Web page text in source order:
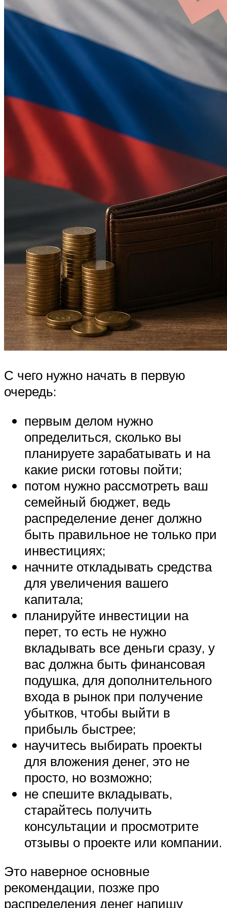
С чего нужно начать в первую
очередь:
первым делом нужно
определиться, сколько вы
планируете зарабатывать и на
какие риски готовы пойти;
потом нужно рассмотреть ваш
семейный бюджет, ведь
распределение денег должно
быть правильное не только при
инвестициях;
начните откладывать средства
для увеличения вашего
капитала;
планируйте инвестиции на
перет, то есть не нужно
вкладывать все деньги сразу, у
вас должна быть финансовая
подушка, для дополнительного
входа в рынок при получение
убытков, чтобы выйти в
прибыль быстрее;
научитесь выбирать проекты
для вложения денег, это не
просто, но возможно;
не спешите вкладывать,
старайтесь получить
консультации и просмотрите
отзывы о проекте или компании.
Это наверное основные
рекомендации, позже про
распределения денег напишу